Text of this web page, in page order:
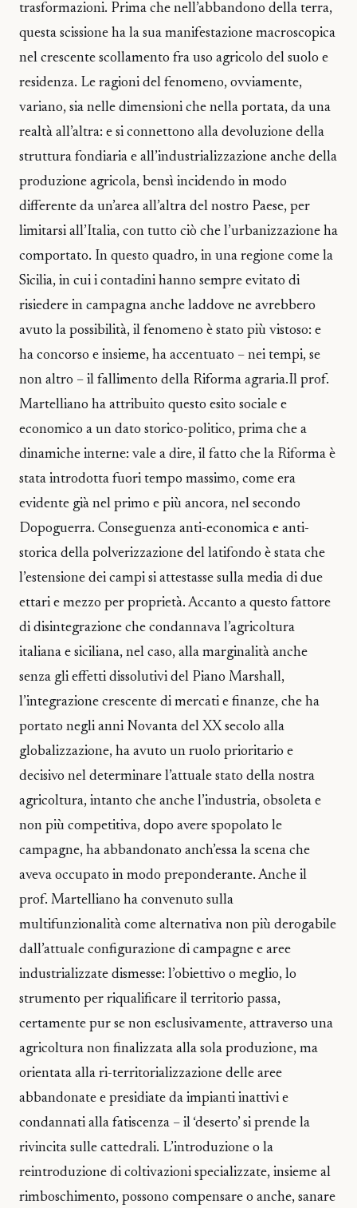
trasformazioni. Prima che nell’abbandono della terra,
questa scissione ha la sua manifestazione macroscopica
nel crescente scollamento fra uso agricolo del suolo e
residenza. Le ragioni del fenomeno, ovviamente,
variano, sia nelle dimensioni che nella portata, da una
realtà all’altra: e si connettono alla devoluzione della
struttura fondiaria e all’industrializzazione anche della
produzione agricola, bensì incidendo in modo
differente da un’area all’altra del nostro Paese, per
limitarsi all’Italia, con tutto ciò che l’urbanizzazione ha
comportato. In questo quadro, in una regione come la
Sicilia, in cui i contadini hanno sempre evitato di
risiedere in campagna anche laddove ne avrebbero
avuto la possibilità, il fenomeno è stato più vistoso: e
ha concorso e insieme, ha accentuato – nei tempi, se
non altro – il fallimento della Riforma agraria.Il prof.
Martelliano ha attribuito questo esito sociale e
economico a un dato storico-politico, prima che a
dinamiche interne: vale a dire, il fatto che la Riforma è
stata introdotta fuori tempo massimo, come era
evidente già nel primo e più ancora, nel secondo
Dopoguerra. Conseguenza anti-economica e anti-
storica della polverizzazione del latifondo è stata che
l’estensione dei campi si attestasse sulla media di due
ettari e mezzo per proprietà. Accanto a questo fattore
di disintegrazione che condannava l’agricoltura
italiana e siciliana, nel caso, alla marginalità anche
senza gli effetti dissolutivi del Piano Marshall,
l’integrazione crescente di mercati e finanze, che ha
portato negli anni Novanta del XX secolo alla
globalizzazione, ha avuto un ruolo prioritario e
decisivo nel determinare l’attuale stato della nostra
agricoltura, intanto che anche l’industria, obsoleta e
non più competitiva, dopo avere spopolato le
campagne, ha abbandonato anch’essa la scena che
aveva occupato in modo preponderante. Anche il
prof. Martelliano ha convenuto sulla
multifunzionalità come alternativa non più derogabile
dall’attuale configurazione di campagne e aree
industrializzate dismesse: l’obiettivo o meglio, lo
strumento per riqualificare il territorio passa,
certamente pur se non esclusivamente, attraverso una
agricoltura non finalizzata alla sola produzione, ma
orientata alla ri-territorializzazione delle aree
abbandonate e presidiate da impianti inattivi e
condannati alla fatiscenza – il ‘deserto’ si prende la
rivincita sulle cattedrali. L’introduzione o la
reintroduzione di coltivazioni specializzate, insieme al
rimboschimento, possono compensare o anche, sanare